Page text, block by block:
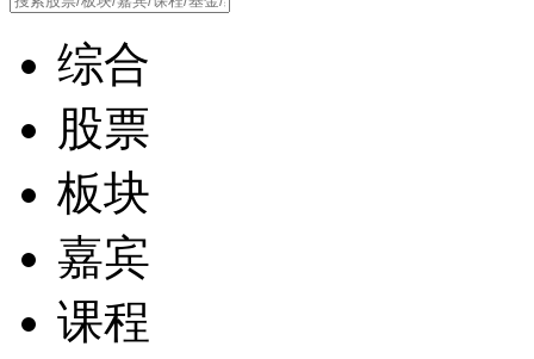
综合
股票
板块
嘉宾
课程